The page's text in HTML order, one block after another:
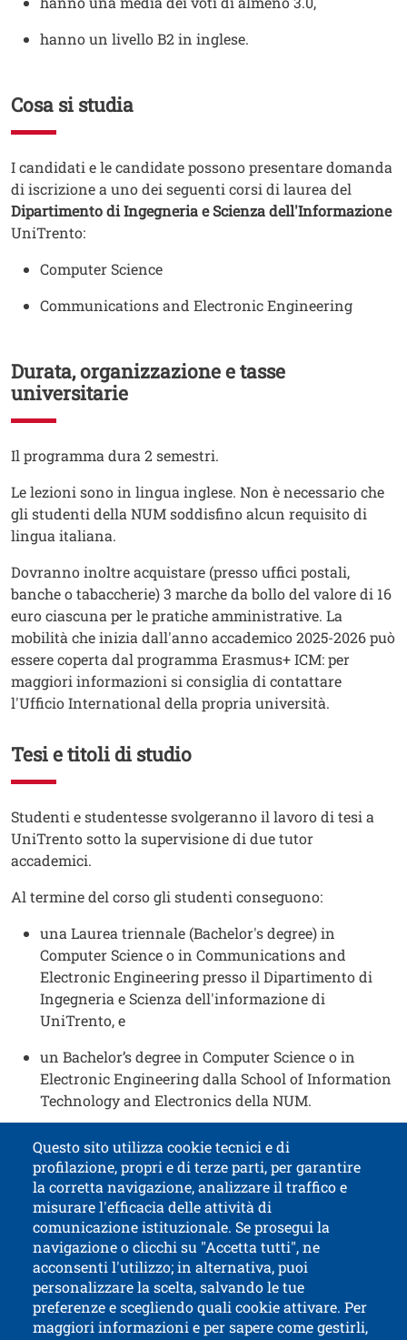
hanno un livello B2 in inglese.
Cosa si studia
Testo
I candidati e le candidate possono presentare domanda
di iscrizione a uno dei seguenti corsi di laurea del
Dipartimento di Ingegneria e Scienza dell'Informazione
UniTrento:
Computer Science
Communications and Electronic Engineering
Durata, organizzazione e tasse
universitarie
Testo
Il programma dura 2 semestri.
Testo
Le lezioni sono in lingua inglese. Non è necessario che
gli studenti della NUM soddisfino alcun requisito di
lingua italiana.
Testo
Dovranno inoltre acquistare (presso uffici postali,
banche o tabaccherie) 3 marche da bollo del valore di 16
euro ciascuna per le pratiche amministrative. La
mobilità che inizia dall'anno accademico 2025-2026 può
essere coperta dal programma Erasmus+ ICM: per
maggiori informazioni si consiglia di contattare
l'Ufficio International della propria università.
Tesi e titoli di studio
Testo
Studenti e studentesse svolgeranno il lavoro di tesi a
UniTrento sotto la supervisione di due tutor
accademici.
Testo
Al termine del corso gli studenti conseguono:
una Laurea triennale (Bachelor's degree) in
Computer Science o in Communications and
Electronic Engineering presso il Dipartimento di
Ingegneria e Scienza dell'informazione di
UniTrento, e
un Bachelor’s degree in Computer Science o in
Electronic Engineering dalla School of Information
Technology and Electronics della NUM.
Contatti
Titolo contatti
Questo sito utilizza cookie tecnici e di
profilazione, propri e di terze parti, per garantire
la corretta navigazione, analizzare il traffico e
misurare l'efficacia delle attività di
comunicazione istituzionale. Se prosegui la
navigazione o clicchi su "Accetta tutti", ne
acconsenti l'utilizzo; in alternativa, puoi
personalizzare la scelta, salvando le tue
preferenze e scegliendo quali cookie attivare. Per
maggiori informazioni e per sapere come gestirli,
Università di Trento
via Calepina, 14 - I-38122 Trento
P.IVA-C.F. 003​40520220